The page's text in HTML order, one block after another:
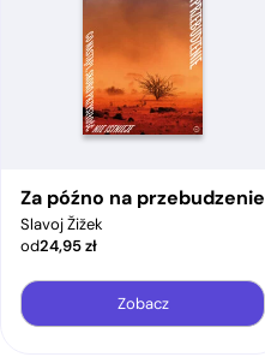
Za późno na przebudzenie
Slavoj Žižek
od24,95zł
Zobacz